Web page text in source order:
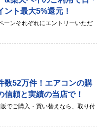
ント最大5%還元！
ーンそれぞれにエントリーいただ
数52万件！エアコンの購
信頼と実績の当店で！
でご購入・買い替えなら、取り付